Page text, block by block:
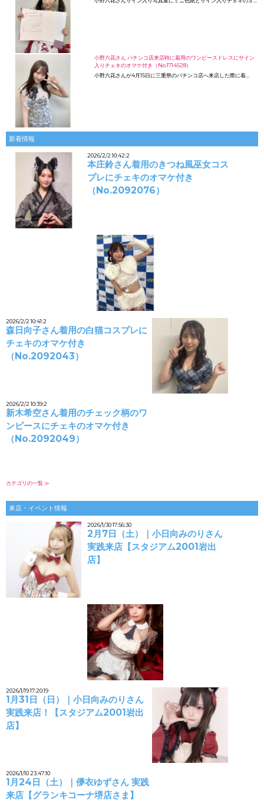
小野六花さん パチンコ店来店時に着用のワンピースドレスにサイン
入りチェキのオマケ付き（No.1714528）
小野六花さんが4月15日に三重県のパチンコ店へ来店した際に着…
新着情報
2026/2/2 10:42:2
本庄鈴さん着用のきつね風巫女コス
プレにチェキのオマケ付き
（No.2092076）
2026/2/2 10:41:2
森日向子さん着用の白猫コスプレに
チェキのオマケ付き
（No.2092043）
2026/2/2 10:39:2
新木希空さん着用のチェック柄のワ
ンピースにチェキのオマケ付き
（No.2092049）
カテゴリの一覧 ≫
来店・イベント情報
2026/1/30 17:56:30
2月7日（土）｜小日向みのりさん
実践来店【スタジアム2001岩出
店】
2026/1/19 17:20:19
1月31日（日）｜小日向みのりさん
実践来店！【スタジアム2001岩出
店】
2026/1/10 23:47:10
1月24日（土）｜儚衣ゆずさん 実践
来店【グランキコーナ堺店さま】